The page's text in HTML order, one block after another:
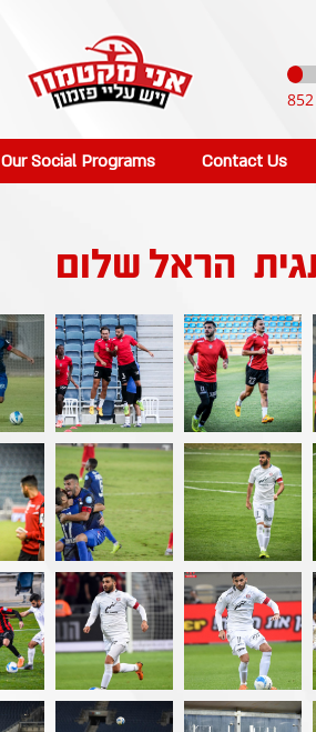
Our Social Programs Contact Us
הראל שלום